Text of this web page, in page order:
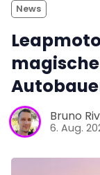
News
Bruno
6. Aug.